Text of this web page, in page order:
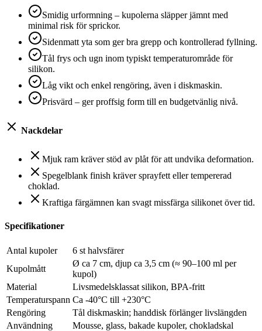
Smidig urformning – kupolerna släpper jämnt med
minimal risk för sprickor.
Sidenmatt yta som ger bra grepp och kontrollerad fyllning.
Tål frys och ugn inom typiskt temperaturområde för
silikon.
Låg vikt och enkel rengöring, även i diskmaskin.
Prisvärd – ger proffsig form till en budgetvänlig nivå.
Nackdelar
Mjuk ram kräver stöd av plåt för att undvika deformation.
Spegelblank finish kräver sprayfett eller tempererad
choklad.
Kraftiga färgämnen kan svagt missfärga silikonet över tid.
Specifikationer
Antal kupoler
6 st halvsfärer
Kupolmått
Ø ca 7 cm, djup ca 3,5 cm (≈ 90–100 ml per
kupol)
Material
Livsmedelsklassat silikon, BPA-fritt
Temperaturspann Ca -40°C till +230°C
Rengöring
Tål diskmaskin; handdisk förlänger livslängden
Användning
Mousse, glass, bakade kupoler, chokladskal